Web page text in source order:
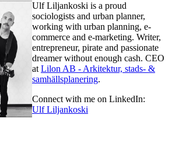
Ulf Liljankoski is a proud
sociologists and urban planner,
working with urban planning, e-
commerce and e-marketing. Writer,
entrepreneur, pirate and passionate
dreamer without enough cash. CEO
at Lilon AB - Arkitektur, stads- &
samhällsplanering.
Connect with me on LinkedIn:
Ulf Liljankoski